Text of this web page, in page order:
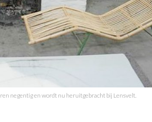
negentig en wordt nu heruitgebracht bij Lensvelt.